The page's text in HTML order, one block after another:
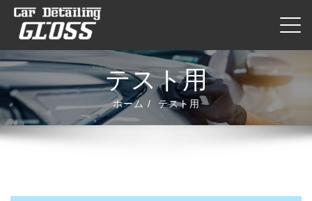
ス
キ
ッ
プ
ナビ
テスト用
ホーム テスト用